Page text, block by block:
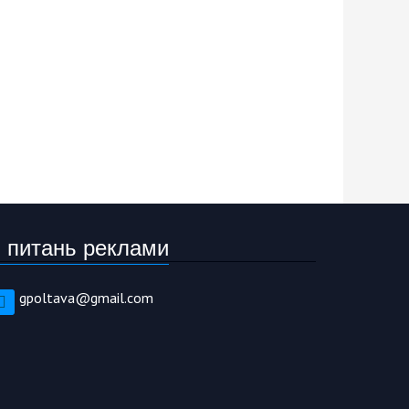
реклами
gpoltava@gmail.com